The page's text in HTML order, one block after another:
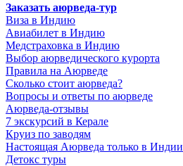
Заказать аюрведа-тур
Виза в Индию
Авиабилет в Индию
Медстраховка в Индию
Выбор аюрведического курорта
Правила на Аюрведе
Сколько стоит аюрведа?
Вопросы и ответы по аюрведе
Аюрведа-отзывы
7 экскурсий в Керале
Круиз по заводям
Настоящая Аюрведа только в Индии
Детокс туры